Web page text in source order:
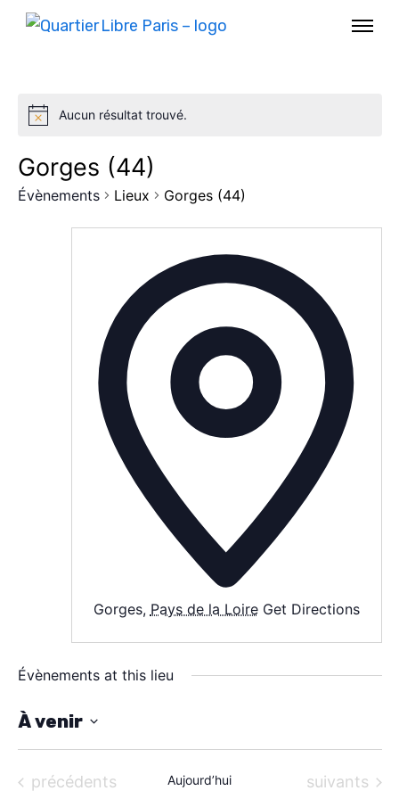
AGENDA
SPECTACLE
À PROPOS
CONTACT
Aucun résultat trouvé.
Gorges (44)
Évènements Lieux Gorges (44)
Gorges, Pays de la Loire Get Directions
Évènements at this lieu
À venir
S
é Évènements
précédents Aujourd’hui Évènements
suivants